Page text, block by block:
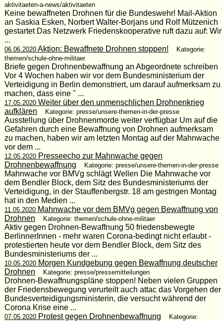
aktivitaeten-a-news/aktivitaeten
Keine bewaffneten Drohnen für die Bundeswehr! Mail-Aktion
an Saskia Esken, Norbert Walter-Borjans und Rolf Mützenich
gestartet Das Netzwerk Friedenskooperative ruft dazu auf: Wir
...
06.06.2020Aktion: Bewaffnete Drohnen stoppen!
Kategorie:
themen/schule-ohne-militaer
Briefe gegen Drohnenbewaffnung an Abgeordnete schreiben
Vor 4 Wochen haben wir vor dem Bundesministerium der
Verteidigung in Berlin demonstriert, um darauf aufmerksam zu
machen, dass eine " ...
17.05.2020Weiter über den unmenschlichen Drohnenkrieg
aufklären
Kategorie: presse/unsere-themen-in-der-presse
Ausstellung über Drohnenmorde weiter verfügbar Um auf die
Gefahren durch eine Bewaffnung von Drohnen aufmerksam
zu machen, haben wir am letzten Montag auf der Mahnwache
vor dem ...
12.05.2020Presseecho zur Mahnwache gegen
Drohnenbewaffnung
Kategorie: presse/unsere-themen-in-der-presse
Mahnwache vor BMVg schlägt Wellen Die Mahnwache vor
dem Bendler Block, dem Sitz des Bundesministeriums der
Verteidigung, in der Stauffenbergstr. 18 am gestrigen Montag
hat in den Medien ...
11.05.2020Mahnwache vor dem BMVg gegen Bewaffnung von
Drohnen
Kategorie: themen/schule-ohne-militaer
Aktiv gegen Drohnen-Bewaffnung 50 friedensbewegte
BerlinnerInnen - mehr waren Corona-bedingt nicht erlaubt -
protestierten heute vor dem Bendler Block, dem Sitz des
Bundesministeriums der ...
10.05.2020Morgen Kundgebung gegen Bewaffnung deutscher
Drohnen
Kategorie: presse/pressemitteilungen
Drohnen-Bewaffnungspläne stoppen! Neben vielen Gruppen
der Friedensbewegung verurteilt auch attac das Vorgehen der
Bundesverteidigungsministerin, die versucht während der
Corona Krise eine ...
07.05.2020Protest gegen Drohnenbewaffnung
Kategorie: